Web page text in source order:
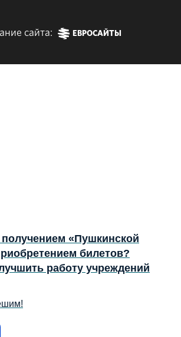
сайта: ЕВРОСАЙТЫ
«Пушкинской
билетов?
работу учреждений